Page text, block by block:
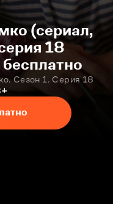
(сериал,
18
Сезон 1. Серия 18